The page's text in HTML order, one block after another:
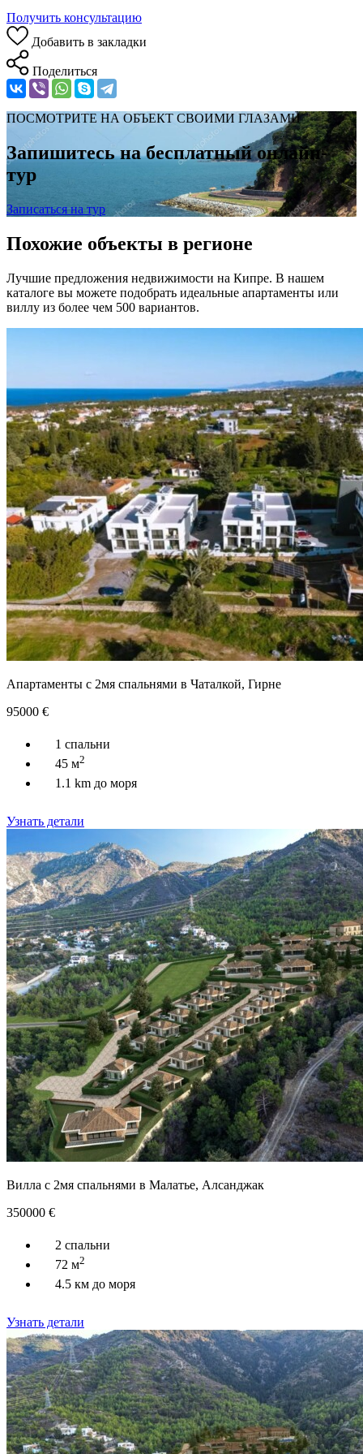
Получить консультацию
Добавить в закладки
Поделиться
ПОСМОТРИТЕ НА ОБЪЕКТ СВОИМИ ГЛАЗАМИ
Запишитесь на бесплатный онлайн-
тур
Записаться на тур
Похожие объекты в регионе
Лучшие предложения недвижимости на Кипре. В нашем
каталоге вы можете подобрать идеальные апартаменты или
виллу из более чем 500 вариантов.
Апартаменты с 2мя спальнями в Чаталкой, Гирне
95000 €
1 спальни
45 м2
1.1 km до моря
Узнать детали
Вилла с 2мя спальнями в Малатье, Алсанджак
350000 €
2 спальни
72 м2
4.5 км до моря
Узнать детали